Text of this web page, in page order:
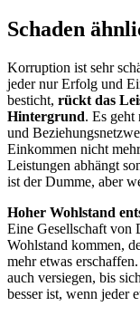
Schaden
Korruption ist sehr
jeder nur Erfolg und
besticht, rückt das
Hintergrund. Es
und
Einkommen nicht
Leistungen abhängt
ist der Dumme, aber
Hoher Wohlstand
Eine Gesellschaft von
Wohlstand kommen,
mehr etwas
auch versiegen, bis
besser ist, wenn jeder